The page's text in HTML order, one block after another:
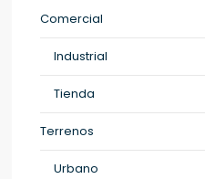
Comercial
Industrial
Tienda
Terrenos
Urbano